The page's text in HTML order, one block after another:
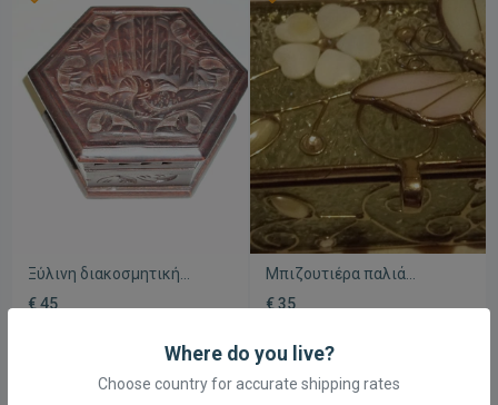
Ξύλινη διακοσμητική
μπιζουτιέρα σαν
καινούργια
€ 45
Μπιζουτιέρα παλιά
γυάλινη
€ 35
Where do you live?
Choose country for accurate shipping rates